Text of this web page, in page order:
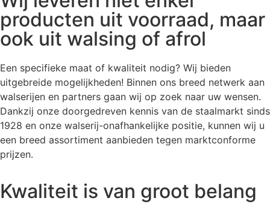
producten uit voorraad, maar
ook uit walsing of afrol
Een specifieke maat of kwaliteit nodig? Wij bieden
uitgebreide mogelijkheden! Binnen ons breed netwerk aan
walserijen en partners gaan wij op zoek naar uw wensen.
Dankzij onze doorgedreven kennis van de staalmarkt sinds
1928 en onze walserij-onafhankelijke positie, kunnen wij u
een breed assortiment aanbieden tegen marktconforme
prijzen.
Kwaliteit is van groot belang